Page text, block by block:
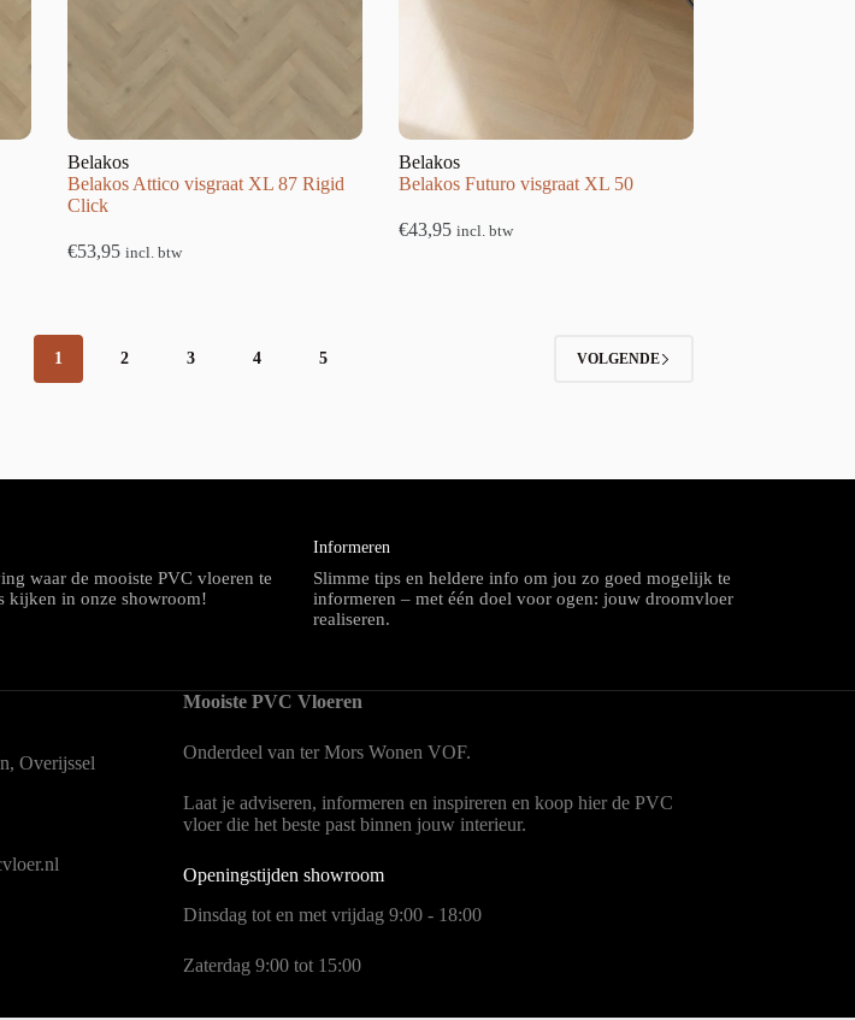
Belakos
Belakos Attico visgraat XL 87 Rigid
Click
€53,95 incl. btw
Belakos
Belakos Futuro visgraat XL 50
€43,95 incl. btw
1 2 3 4 5 VOLGENDE
waar de mooiste PVC vloeren te
kijken in onze showroom!
Informeren
Slimme tips en heldere info om jou zo goed mogelijk te
informeren – met één doel voor ogen: jouw droomvloer
realiseren.
Overijssel
Mooiste PVC Vloeren
Onderdeel van ter Mors Wonen VOF.
Laat je adviseren, informeren en inspireren en koop hier de PVC
vloer die het beste past binnen jouw interieur.
Openingstijden showroom
Dinsdag tot en met vrijdag 9:00 - 18:00
Zaterdag 9:00 tot 15:00